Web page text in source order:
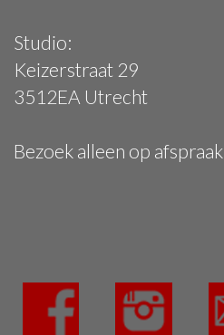
Studio:
Keizerstraat 29
3512EA Utrecht
Bezoek alleen op afspraak